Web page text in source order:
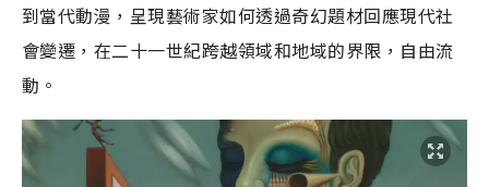
到當代動漫，呈現藝術家如何透過奇幻題材回應現代社
會變遷，在二十一世紀跨越領域和地域的界限，自由流
動。